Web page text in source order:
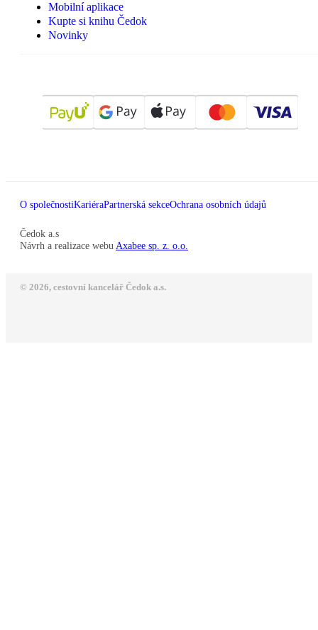
Mobilní aplikace
Kupte si knihu Čedok
Novinky
O společnostiKariéraPartnerská sekceOchrana osobních údajů
Čedok a.s
Návrh a realizace webu Axabee sp. z. o.o.
© 2026, cestovní kancelář Čedok a.s.